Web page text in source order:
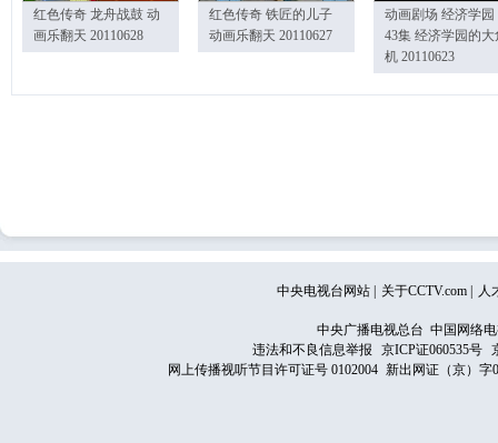
红色传奇 龙舟战鼓 动
画乐翻天 20110628
红色传奇 铁匠的儿子
动画乐翻天 20110627
动画剧场 经济学园
43集 经济学园的大
机 20110623
中央电视台网站 关于CCTV.com 人
中央广播电视总台 中国网络
违法和不良信息举报
京ICP证060535号
网上传播视听节目许可证号 0102004 新出网证（京）